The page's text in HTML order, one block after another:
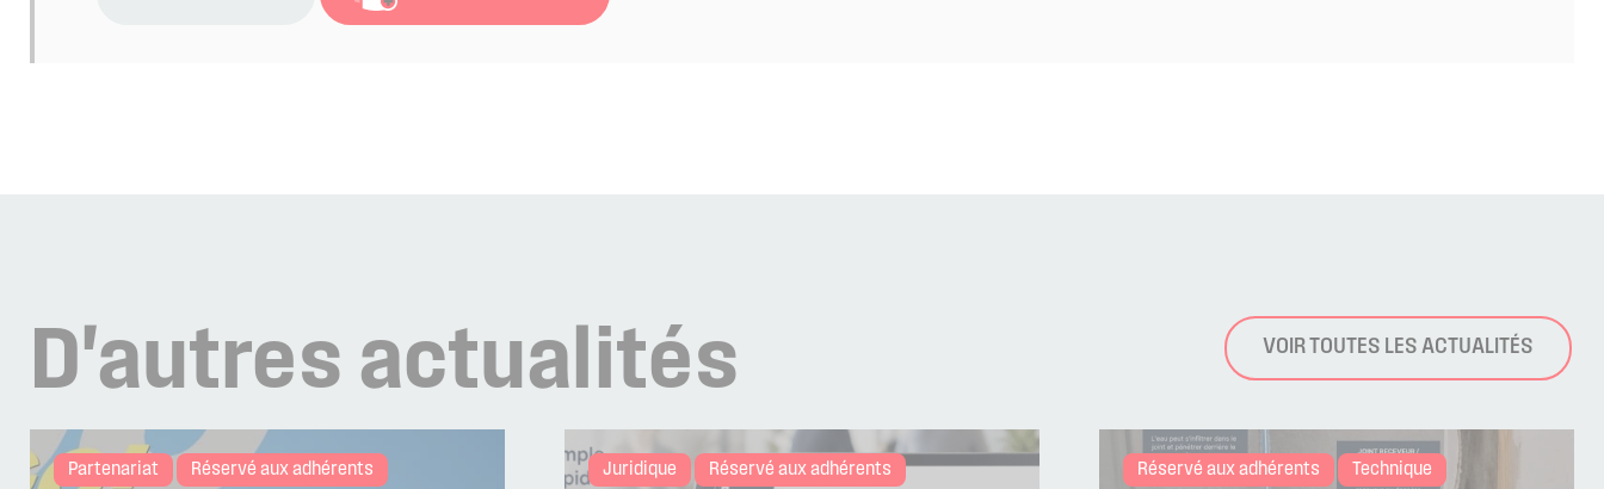
D'autres actualités VOIR TOUTES LES ACTUALITÉS
Partenariat Réservé aux adhérents Juridique Réservé aux adhérents Réservé aux adhérents Technique